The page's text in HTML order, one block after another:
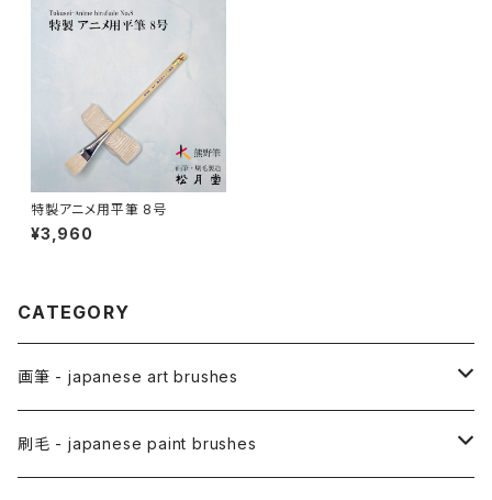
特製アニメ用平筆 8号
¥3,960
CATEGORY
画筆 - japanese art brushes
アニメ用筆 / ANIME(draw anime)
刷毛 - japanese paint brushes